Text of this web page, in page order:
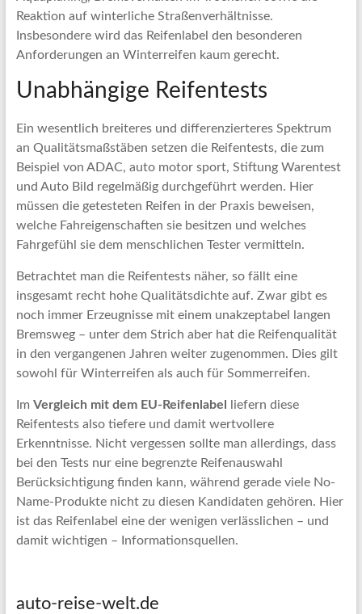
Reaktion auf winterliche Straßenverhältnisse.
Insbesondere wird das Reifenlabel den besonderen
Anforderungen an Winterreifen kaum gerecht.
Unabhängige Reifentests
Ein wesentlich breiteres und differenzierteres Spektrum
an Qualitätsmaßstäben setzen die Reifentests, die zum
Beispiel von ADAC, auto motor sport, Stiftung Warentest
und Auto Bild regelmäßig durchgeführt werden. Hier
müssen die getesteten Reifen in der Praxis beweisen,
welche Fahreigenschaften sie besitzen und welches
Fahrgefühl sie dem menschlichen Tester vermitteln.
Betrachtet man die Reifentests näher, so fällt eine
insgesamt recht hohe Qualitätsdichte auf. Zwar gibt es
noch immer Erzeugnisse mit einem unakzeptabel langen
Bremsweg – unter dem Strich aber hat die Reifenqualität
in den vergangenen Jahren weiter zugenommen. Dies gilt
sowohl für Winterreifen als auch für Sommerreifen.
Im Vergleich mit dem EU-Reifenlabel
liefern diese
Reifentests also tiefere und damit wertvollere
Erkenntnisse. Nicht vergessen sollte man allerdings, dass
bei den Tests nur eine begrenzte Reifenauswahl
Berücksichtigung finden kann, während gerade viele No-
Name-Produkte nicht zu diesen Kandidaten gehören. Hier
ist das Reifenlabel eine der wenigen verlässlichen – und
damit wichtigen – Informationsquellen.
auto-reise-welt.de